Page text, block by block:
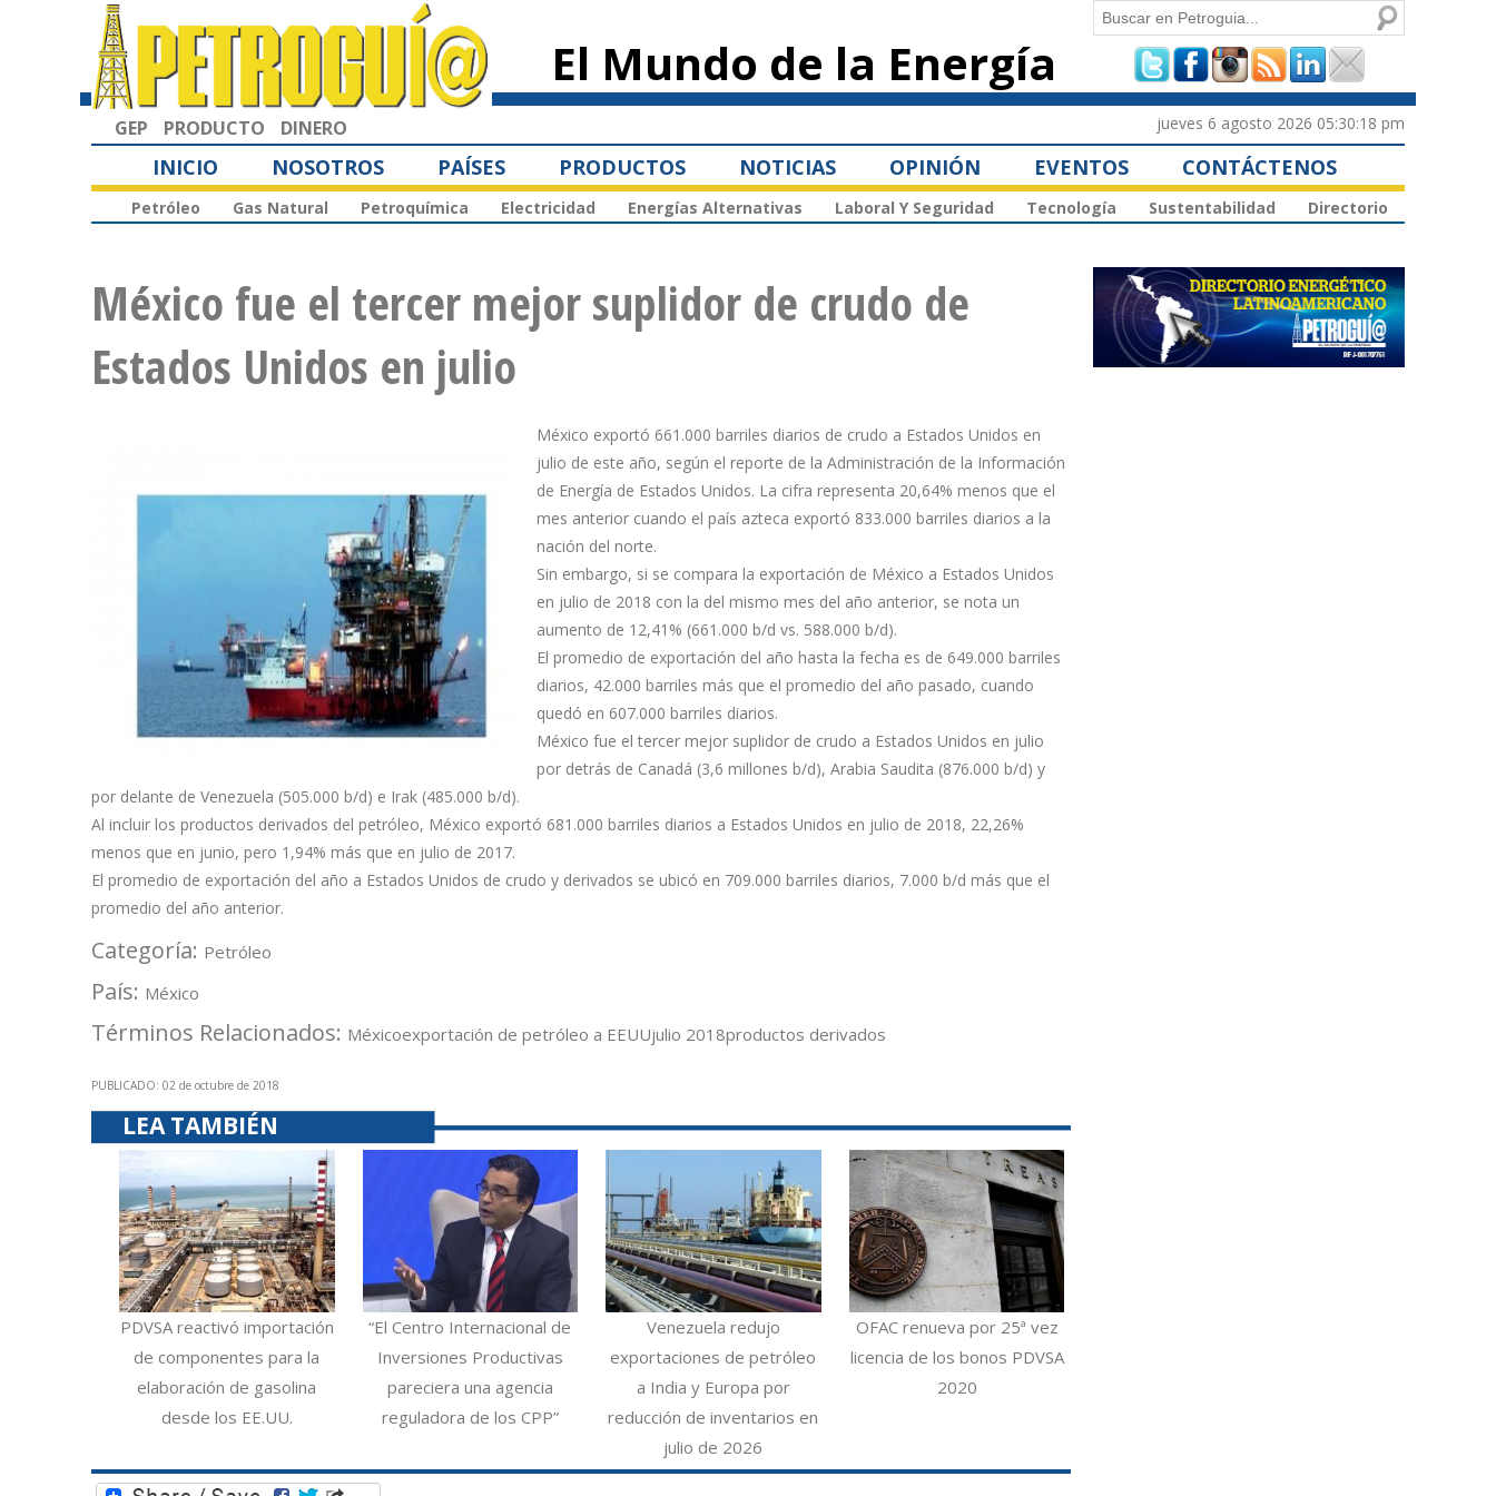
principal
El Mundo de la Energía
Formulario de
búsqueda
Buscar
GEP PRODUCTO DINERO jueves 6 agosto 2026 05:30:18 pm
INICIO NOSOTROS PAÍSES PRODUCTOS NOTICIAS OPINIÓN EVENTOS CONTÁCTENOS
Petróleo Gas Natural Petroquímica Electricidad Energías Alternativas Laboral Y Seguridad Tecnología Sustentabilidad Directorio
México fue el tercer mejor suplidor de crudo de
Estados Unidos en julio
México exportó 661.000 barriles diarios de crudo a Estados Unidos en
julio de este año, según el reporte de la Administración de la Información
de Energía de Estados Unidos. La cifra representa 20,64% menos que el
mes anterior cuando el país azteca exportó 833.000 barriles diarios a la
nación del norte.
Sin embargo, si se compara la exportación de México a Estados Unidos
en julio de 2018 con la del mismo mes del año anterior, se nota un
aumento de 12,41% (661.000 b/d vs. 588.000 b/d).
El promedio de exportación del año hasta la fecha es de 649.000 barriles
diarios, 42.000 barriles más que el promedio del año pasado, cuando
quedó en 607.000 barriles diarios.
México fue el tercer mejor suplidor de crudo a Estados Unidos en julio
por detrás de Canadá (3,6 millones b/d), Arabia Saudita (876.000 b/d) y
por delante de Venezuela (505.000 b/d) e Irak (485.000 b/d).
Al incluir los productos derivados del petróleo, México exportó 681.000 barriles diarios a Estados Unidos en julio de 2018, 22,26%
menos que en junio, pero 1,94% más que en julio de 2017.
El promedio de exportación del año a Estados Unidos de crudo y derivados se ubicó en 709.000 barriles diarios, 7.000 b/d más que el
promedio del año anterior.
Categoría: Petróleo
País: México
Términos Relacionados: Méxicoexportación de petróleo a EEUUjulio 2018productos derivados
PUBLICADO: 02 de octubre de 2018
LEA TAMBIÉN
PDVSA reactivó importación
de componentes para la
elaboración de gasolina
desde los EE.UU.
“El Centro Internacional de
Inversiones Productivas
pareciera una agencia
reguladora de los CPP”
Venezuela redujo
exportaciones de petróleo
a India y Europa por
reducción de inventarios en
julio de 2026
OFAC renueva por 25ª vez
licencia de los bonos PDVSA
2020